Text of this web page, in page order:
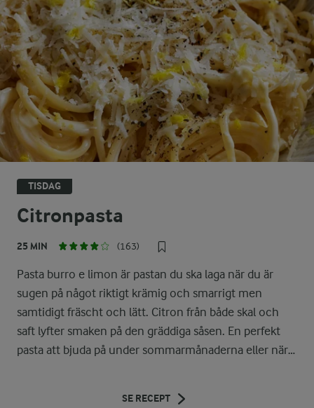
TISDAG
Citronpasta
25 MIN (163)
Pasta burro e limon är pastan du ska laga när du är
sugen på något riktigt krämig och smarrigt men
samtidigt fräscht och lätt. Citron från både skal och
saft lyfter smaken på den gräddiga såsen. En perfekt
pasta att bjuda på under sommarmånaderna eller när
SE RECEPT